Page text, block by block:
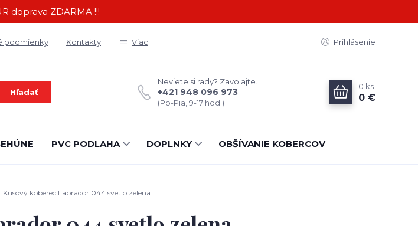
doprava ZDARMA !!!
podmienky Kontakty Viac Prihlásenie
Hľadať
Neviete si rady? Zavolajte.
+421 948 096 973
(Po-Pia, 9-17 hod.)
0 ks
0 €
PVC PODLAHA DOPLNKY OBŠÍVANIE KOBERCOV
Kusový koberec Labrador 044 svetlo zelena